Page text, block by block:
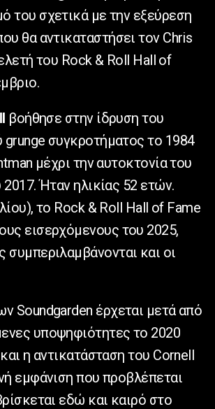
του σχετικά με την εξεύρεση
θα αντικαταστήσει τον Chris
του Rock & Roll Hall of
βοήθησε στην ίδρυση του
grunge συγκροτήματος το 1984
μέχρι την αυτοκτονία του
Ήταν ηλικίας 52 ετών.
το Rock & Roll Hall of Fame
εισερχόμενους του 2025,
συμπεριλαμβάνονται και οι
Soundgarden έρχεται μετά από
υποψηφιότητες το 2020
η αντικατάσταση του Cornell
εμφάνιση που προβλέπεται
εδώ και καιρό στο